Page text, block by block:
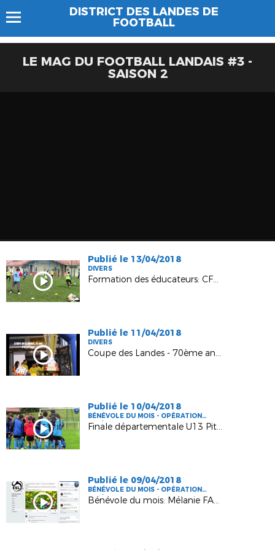
DISTRICT DES LANDES DE
FOOTBALL
LE MAG DU FOOTBALL LANDAIS #3 -
SAISON 2
Publié le 13/04/2018
DIVERS
Formation des éducateurs: CFF1 à Tartas
Publié le 11/04/2018
DIVERS
Coupe des Landes - 70ème anniversaire
Publié le 10/04/2018
BÉNÉVOLE DU MOIS - OPÉRATION
FFF/DLF
Finale départementale U13 Pitch
Publié le 09/04/2018
BÉNÉVOLE DU MOIS - OPÉRATION
FFF/DLF
Bénévole du mois: Mélanie FABERES